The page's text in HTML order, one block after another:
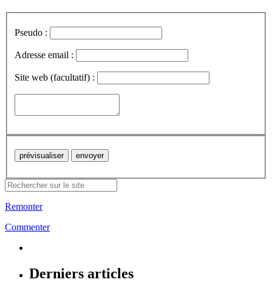
Pseudo :
Adresse email :
Site web (facultatif) :
Remonter
Commenter
Derniers articles